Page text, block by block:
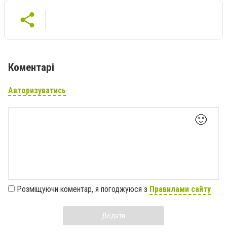
Коментарі
Авторизуватись
🙂
Розміщуючи коментар, я погоджуюся з Правилами сайту
Додати